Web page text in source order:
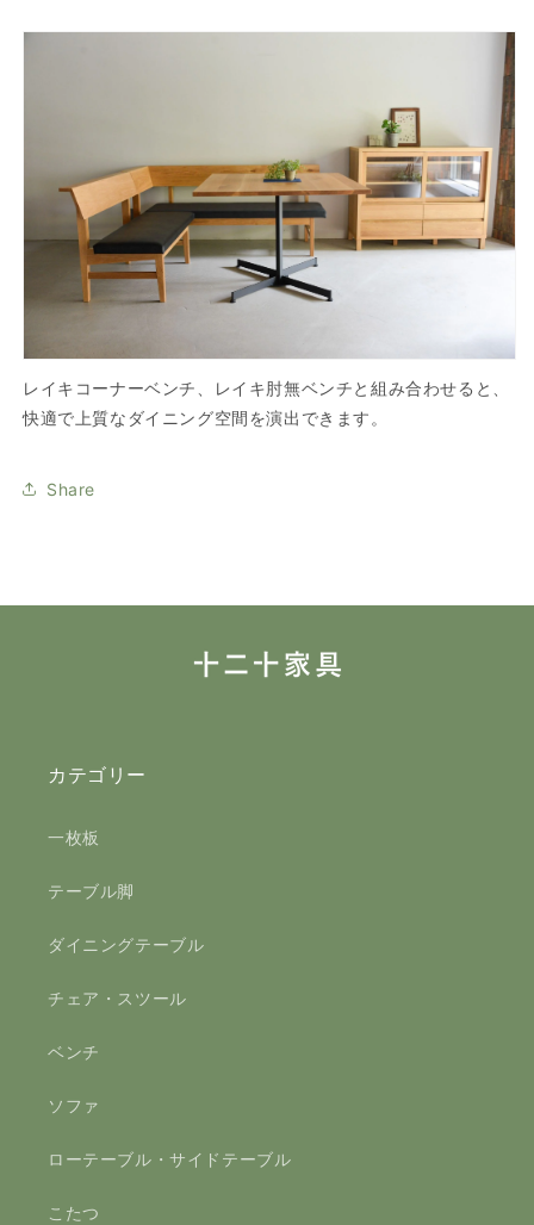
レイキコーナーベンチ、レイキ肘無ベンチと組み合わせると、
快適で上質なダイニング空間を演出できます。
Share
カテゴリー
一枚板
テーブル脚
ダイニングテーブル
チェア・スツール
ベンチ
ソファ
ローテーブル・サイドテーブル
こたつ